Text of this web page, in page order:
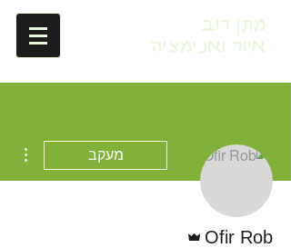
מתן רוב
איור ואנימציה
מעקב
Ofir Rob